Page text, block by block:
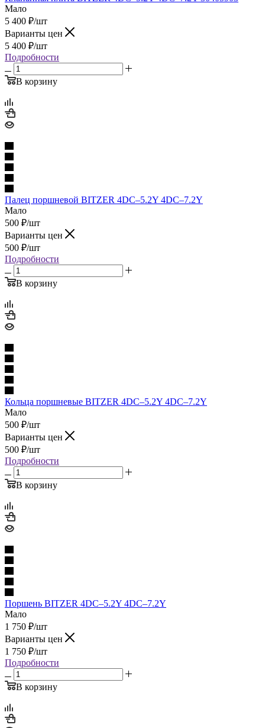
Мало
5 400 ₽/шт
Варианты цен
5 400 ₽/шт
Подробности
В корзину
Палец поршневой BITZER 4DC–5.2Y 4DC–7.2Y
Мало
500 ₽/шт
Варианты цен
500 ₽/шт
Подробности
В корзину
Кольца поршневые BITZER 4DC–5.2Y 4DC–7.2Y
Мало
500 ₽/шт
Варианты цен
500 ₽/шт
Подробности
В корзину
Поршень BITZER 4DC–5.2Y 4DC–7.2Y
Мало
1 750 ₽/шт
Варианты цен
1 750 ₽/шт
Подробности
В корзину